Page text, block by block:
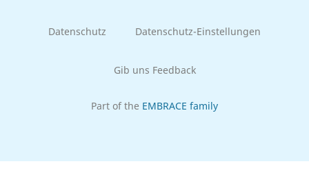
Datenschutz Datenschutz-Einstellungen
Gib uns Feedback
Part of the EMBRACE family